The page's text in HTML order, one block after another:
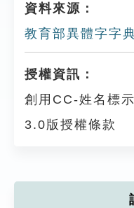
資料來源：
教育部異體字字典
授權資訊：
創用CC-姓名標
3.0版授權條款